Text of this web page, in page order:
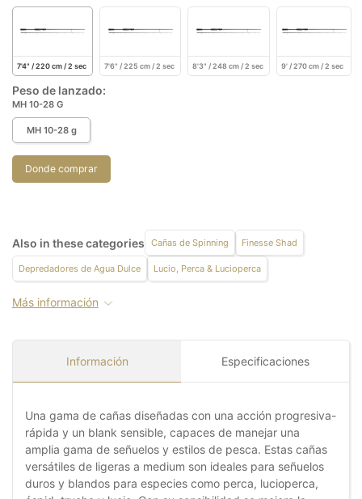
7'4" / 220 cm / 2 sec 7'6" / 225 cm / 2 sec 8'3" / 248 cm / 2 sec 9' / 270 cm / 2 sec
Peso de lanzado:
MH 10-28 G
MH 10-28 g
Donde comprar
Also in these categories Cañas de Spinning Finesse Shad
Depredadores de Agua Dulce Lucio, Perca & Lucioperca
Más información
Información Especificaciones
Una gama de cañas diseñadas con una acción progresiva-
rápida y un blank sensible, capaces de manejar una
amplia gama de señuelos y estilos de pesca. Estas cañas
versátiles de ligeras a medium son ideales para señuelos
duros y blandos para especies como perca, lucioperca,